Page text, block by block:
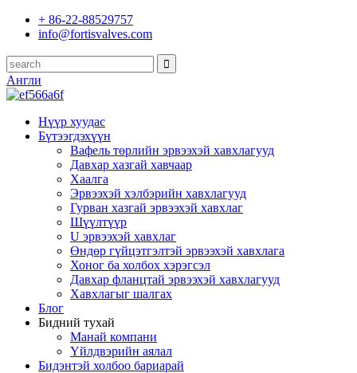
+ 86-22-88529757
info@fortisvalves.com
Англи
Нүүр хуудас
Бүтээгдэхүүн
Вафель төрлийн эрвээхэй хавхлагууд
Давхар хазгай хавчаар
Хаалга
Эрвээхэй хэлбэрийн хавхлагууд
Гурван хазгай эрвээхэй хавхлаг
Шүүлтүүр
U эрвээхэй хавхлаг
Өндөр гүйцэтгэлтэй эрвээхэй хавхлага
Хоног ба холбох хэрэгсэл
Давхар фланцтай эрвээхэй хавхлагууд
Хавхлагыг шалгах
Блог
Бидний тухай
Манай компани
Үйлдвэрийн аялал
Бидэнтэй холбоо бариарай